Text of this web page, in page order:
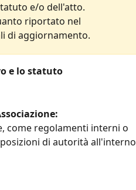
e/o dell'atto.
riportato nel
di aggiornamento.
e lo statuto
come regolamenti interni o
di autorità all'interno